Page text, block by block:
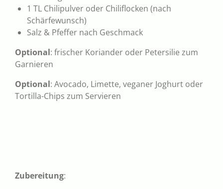
1 TL Chilipulver oder Chiliflocken (nach
Schärfewunsch)
Salz & Pfeffer nach Geschmack
Optional: frischer Koriander oder Petersilie zum
Garnieren
Optional: Avocado, Limette, veganer Joghurt oder
Tortilla-Chips zum Servieren
Zubereitung: